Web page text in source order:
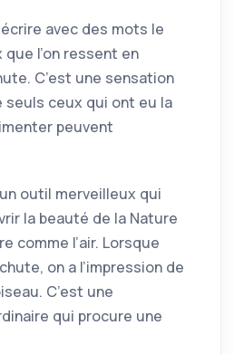
avec des mots le
l’on ressent en
C’est une sensation
seuls ceux qui ont eu la
peuvent
outil merveilleux qui
la beauté de la Nature
comme l’air. Lorsque
on a l’impression de
C’est une
qui procure une